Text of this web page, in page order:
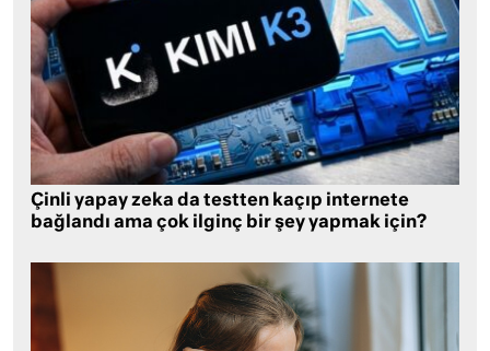
Çinli yapay zeka da testten kaçıp internete
bağlandı ama çok ilginç bir şey yapmak için?